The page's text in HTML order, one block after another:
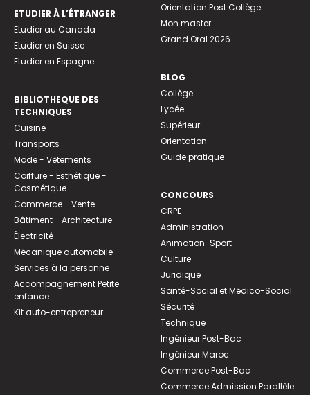
ETUDIER À L’ÉTRANGER
Etudier au Canada
Etudier en Suisse
Etudier en Espagne
BIBLIOTHEQUE DES
TECHNIQUES
Cuisine
Transports
Mode - Vêtements
Coiffure - Esthétique -
Cosmétique
Commerce - Vente
Bâtiment - Architecture
Électricité
Mécanique automobile
Services à la personne
Accompagnement Petite
enfance
Kit auto-entrepreneur
Orientation Post Collège
Mon master
Grand Oral 2026
BLOG
Collège
Lycée
Supérieur
Orientation
Guide pratique
CONCOURS
CRPE
Administration
Animation-Sport
Culture
Juridique
Santé-Social et Médico-Social
Sécurité
Technique
Ingénieur Post-Bac
Ingénieur Maroc
Commerce Post-Bac
Commerce Admission Parallèle